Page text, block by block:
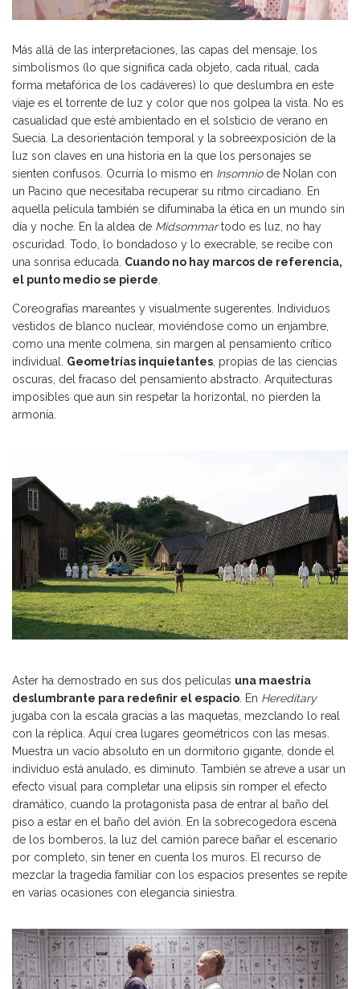
Más allá de las interpretaciones, las capas del mensaje, los
simbolismos (lo que significa cada objeto, cada ritual, cada
forma metafórica de los cadáveres) lo que deslumbra en este
viaje es el torrente de luz y color que nos golpea la vista. No es
casualidad que esté ambientado en el solsticio de verano en
Suecia. La desorientación temporal y la sobreexposición de la
luz son claves en una historia en la que los personajes se
sienten confusos. Ocurría lo mismo en Insomniode Nolan con
un Pacino que necesitaba recuperar su ritmo circadiano. En
aquella película también se difuminaba la ética en un mundo sin
día y noche. En la aldea de Midsommartodo es luz, no hay
oscuridad. Todo, lo bondadoso y lo execrable, se recibe con
una sonrisa educada. Cuando no hay marcos de referencia,
el punto medio se pierde
Coreografías mareantes y visualmente sugerentes. Individuos
vestidos de blanco nuclear, moviéndose como un enjambre,
como una mente colmena, sin margen al pensamiento crítico
individual. Geometrías inquietantes , propias de las ciencias
oscuras, del fracaso del pensamiento abstracto. Arquitecturas
imposibles que aun sin respetar la horizontal, no pierden la
armonía.
Aster ha demostrado en sus dos películas una maestría
deslumbrante para redefinir el espacio . En Hereditary
jugaba con la escala gracias a las maquetas, mezclando lo real
con la réplica. Aquí crea lugares geométricos con las mesas.
Muestra un vacío absoluto en un dormitorio gigante, donde el
individuo está anulado, es diminuto. También se atreve a usar un
efecto visual para completar una elipsis sin romper el efecto
dramático, cuando la protagonista pasa de entrar al baño del
piso a estar en el baño del avión. En la sobrecogedora escena
de los bomberos, la luz del camión parece bañar el escenario
por completo, sin tener en cuenta los muros. El recurso de
mezclar la tragedia familiar con los espacios presentes se repite
en varias ocasiones con elegancia siniestra.